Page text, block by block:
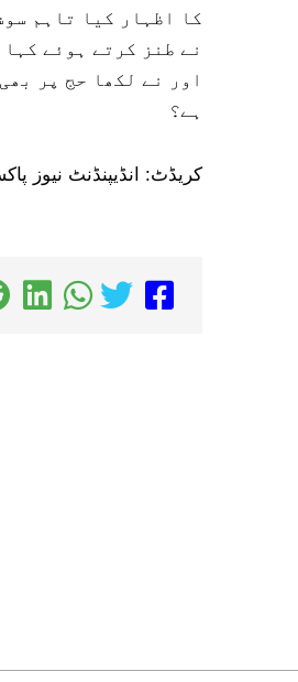
کا اظہار کیا تاہم
نے طنز کرتے ہوئے
اور نے لکھا حج پر
ہے؟
کریڈٹ: انڈیپنڈنٹ نیوز